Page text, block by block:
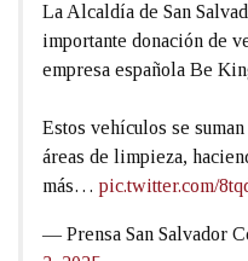
La Alcaldía de San
importante donación de
empresa española Be
Estos vehículos se
áreas de limpieza,
más… pic.twitter.com/
— Prensa San Salvador